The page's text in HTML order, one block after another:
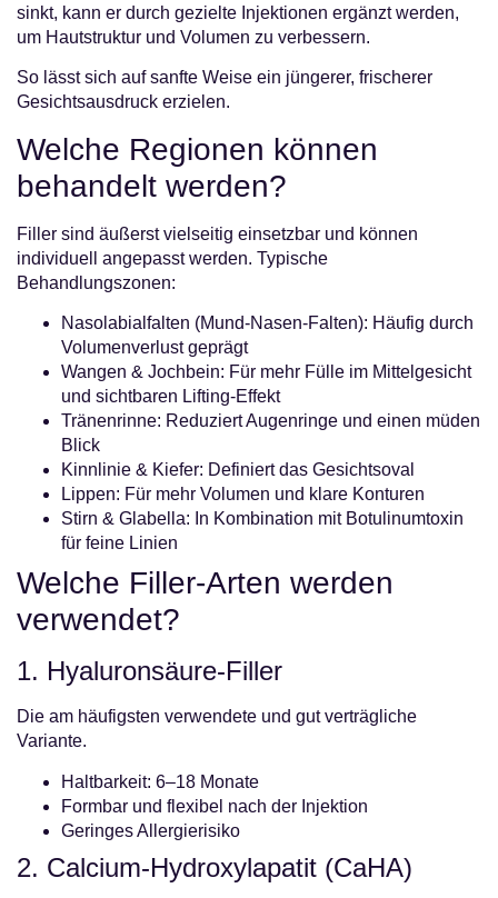
sinkt, kann er durch gezielte Injektionen ergänzt werden,
um Hautstruktur und Volumen zu verbessern.
So lässt sich auf sanfte Weise ein jüngerer, frischerer
Gesichtsausdruck erzielen.
Welche Regionen können
behandelt werden?
Filler sind äußerst vielseitig einsetzbar und können
individuell angepasst werden. Typische
Behandlungszonen:
Nasolabialfalten (Mund-Nasen-Falten): Häufig durch
Volumenverlust geprägt
Wangen & Jochbein: Für mehr Fülle im Mittelgesicht
und sichtbaren Lifting-Effekt
Tränenrinne: Reduziert Augenringe und einen müden
Blick
Kinnlinie & Kiefer: Definiert das Gesichtsoval
Lippen: Für mehr Volumen und klare Konturen
Stirn & Glabella: In Kombination mit Botulinumtoxin
für feine Linien
Welche Filler-Arten werden
verwendet?
1. Hyaluronsäure-Filler
Die am häufigsten verwendete und gut verträgliche
Variante.
Haltbarkeit: 6–18 Monate
Formbar und flexibel nach der Injektion
Geringes Allergierisiko
2. Calcium-Hydroxylapatit (CaHA)